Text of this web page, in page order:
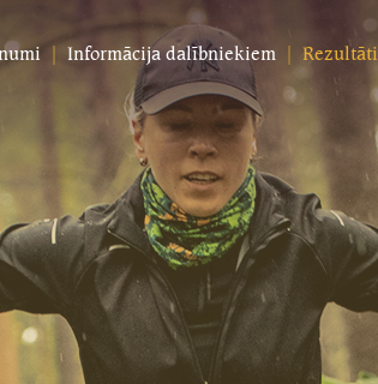
Informācija dalībniekiem Rezultāti